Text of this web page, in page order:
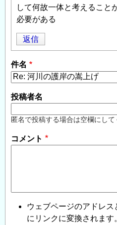
して何故一体と考えること
必要がある
返信
件名
投稿者名
匿名で投稿する場合は空欄にして
コメント
ウェブページのアドレ
にリンクに変換されます